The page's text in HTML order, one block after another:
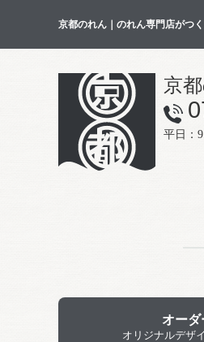
京都のれん｜のれん専門店がつ
京
平日：
オーダ
オリジナルデザ